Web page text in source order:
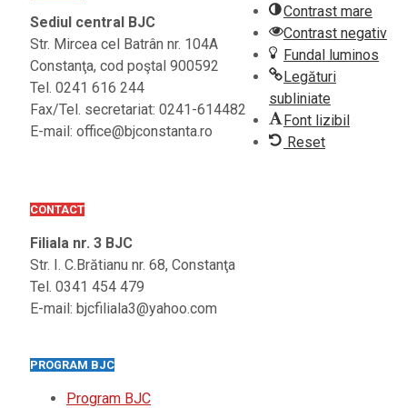
Sediul central BJC
Str. Mircea cel Batrân nr. 104A
Constanţa, cod poştal 900592
Tel. 0241 616 244
Fax/Tel. secretariat: 0241-614482
E-mail: office@bjconstanta.ro
CONTACT
Filiala nr. 3 BJC
Str. I. C.Brătianu nr. 68, Constanţa
Tel. 0341 454 479
E-mail: bjcfiliala3@yahoo.com
PROGRAM BJC
Program BJC
Contrast mare
Contrast negativ
Fundal luminos
Legături
subliniate
Font lizibil
Reset